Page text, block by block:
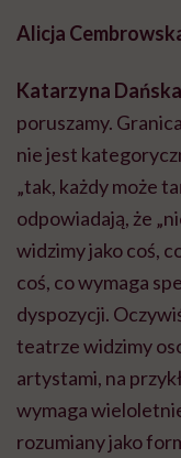
Alicja
Katarzyna Dańska
poruszamy.
nie jest
„tak, każdy może
odpowiadają, że
widzimy jako coś,
coś, co wymaga
dyspozycji.
teatrze widzimy
artystami, na
wymaga
rozumiany jako